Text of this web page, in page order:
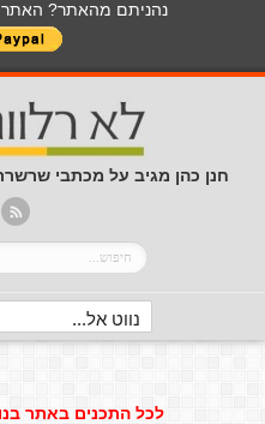
נהניתם מהאתר? האתר
חנן כהן מגיב על מכתבי שרשרת
לכל התכנים באתר